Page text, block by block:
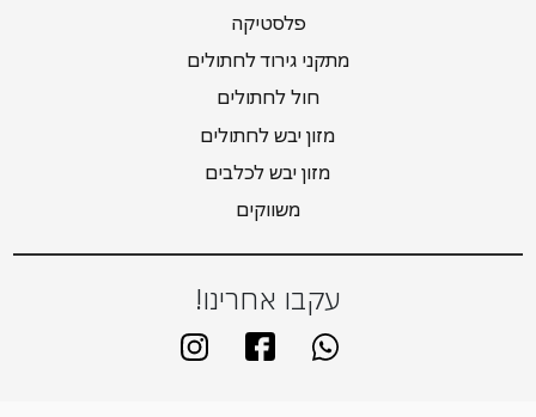
פלסטיקה
מתקני גירוד לחתולים
חול לחתולים
מזון יבש לחתולים
מזון יבש לכלבים
משווקים
עקבו אחרינו!